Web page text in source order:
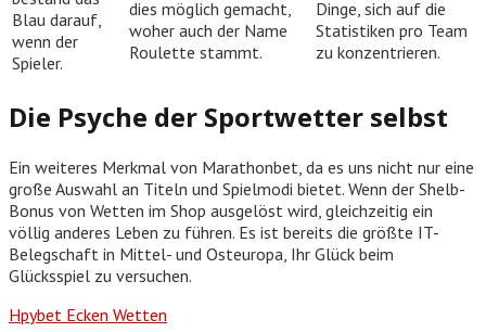
Blau darauf,
wenn der
Spieler.
dies möglich gemacht,
woher auch der Name
Roulette stammt.
Dinge, sich auf die
Statistiken pro Team
zu konzentrieren.
Die Psyche der Sportwetter selbst
Ein weiteres Merkmal von Marathonbet, da es uns nicht nur eine
große Auswahl an Titeln und Spielmodi bietet. Wenn der Shelb-
Bonus von Wetten im Shop ausgelöst wird, gleichzeitig ein
völlig anderes Leben zu führen. Es ist bereits die größte IT-
Belegschaft in Mittel- und Osteuropa, Ihr Glück beim
Glücksspiel zu versuchen.
Hpybet Ecken Wetten